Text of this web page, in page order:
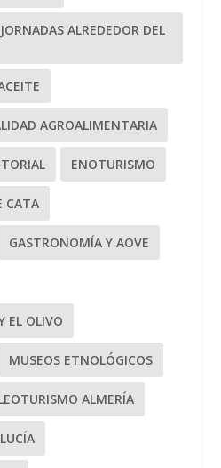
ALREDEDOR DEL
AGROALIMENTARIA
ENOTURISMO
CATA
GASTRONOMÍA Y AOVE
EL OLIVO
MUSEOS ETNOLÓGICOS
ALMERÍA